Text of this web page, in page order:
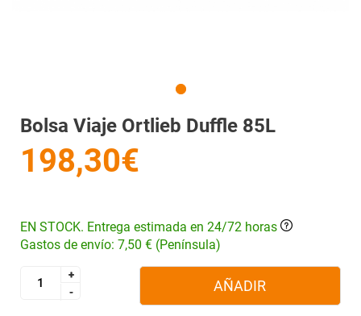
Bolsa Viaje Ortlieb Duffle 85L
198,30€
EN STOCK. Entrega estimada en 24/72 horas
Gastos de envío: 7,50 € (Península)
+
-
+
-
AÑADIR